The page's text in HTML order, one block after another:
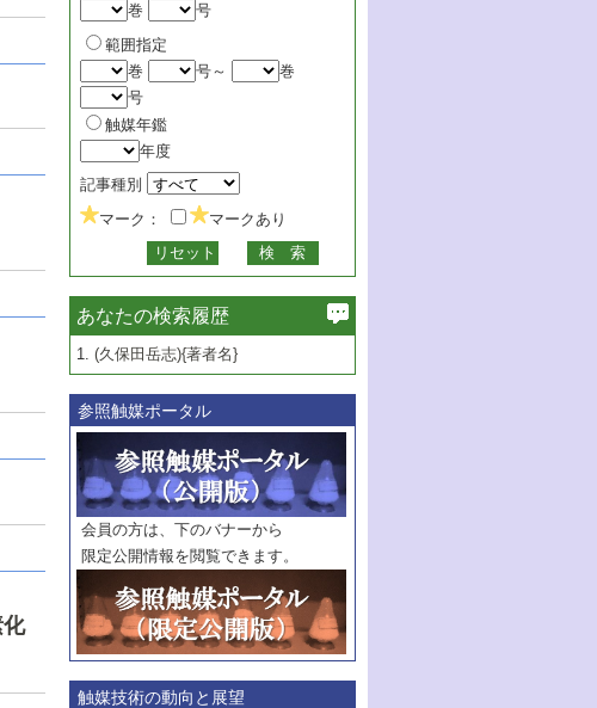
巻
号
範囲指定
巻
号～
巻
号
触媒年鑑
年度
記事種別
マーク：
マークあり
あなたの検索履歴
1. (久保田岳志){著者名}
参照触媒ポータル
会員の方は、下のバナーから
限定公開情報を閲覧できます。
触媒技術の動向と展望